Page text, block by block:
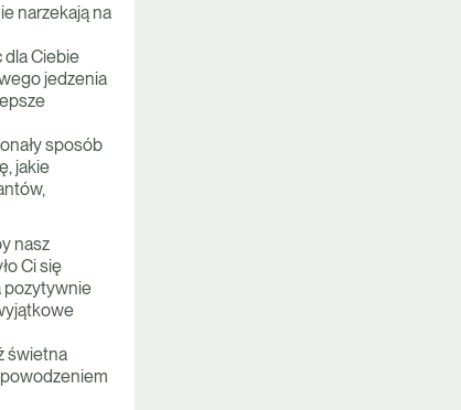
narzekają na
dla Ciebie
jedzenia
sposób
jakie
nasz
Ci się
pozytywnie
świetna